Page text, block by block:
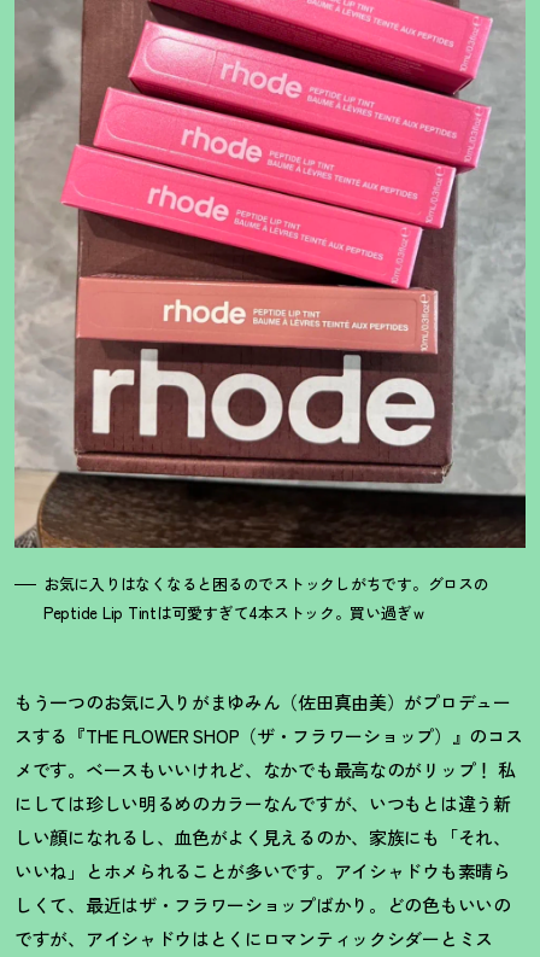
お気に入りはなくなると困るのでストックしがちです。グロスの
Peptide Lip Tintは可愛すぎて4本ストック。買い過ぎｗ
もう一つのお気に入りがまゆみん（佐田真由美）がプロデュー
スする『THE FLOWER SHOP（ザ・フラワーショップ）』のコス
メです。ベースもいいけれど、なかでも最高なのがリップ！ 私
にしては珍しい明るめのカラーなんですが、いつもとは違う新
しい顔になれるし、血色がよく見えるのか、家族にも「それ、
いいね」とホメられることが多いです。アイシャドウも素晴ら
しくて、最近はザ・フラワーショップばかり。どの色もいいの
ですが、アイシャドウはとくにロマンティックシダーとミス